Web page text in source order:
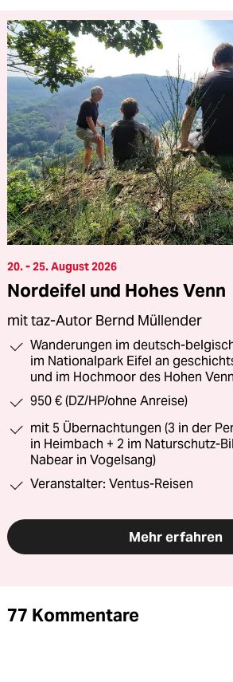
20. - 25. August 2026
Nordeifel und Hohes Venn
mit taz-Autor Bernd Müllender
Wanderungen im deutsch-
im Nationalpark Eifel an
und im Hochmoor des Hohen
950 € (DZ/HP/ohne Anreise)
mit 5 Übernachtungen (3 in der
in Heimbach + 2 im Naturschutz-
Nabear in Vogelsang)
Veranstalter: Ventus-Reisen
Mehr erfahren
77 Kommentare